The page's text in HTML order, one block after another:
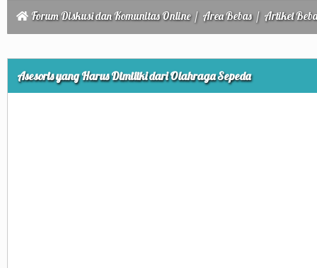
Forum Diskusi dan Komunitas Online/ Area Bebas/ Artikel
Asesoris yang Harus Dimiliki dari Olahraga Sepeda